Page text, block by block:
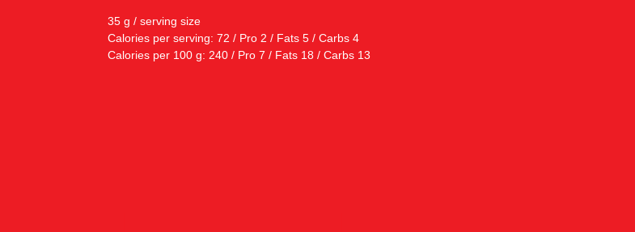
35 g / serving size
Calories per serving: 72 / Pro 2 / Fats 5 / Carbs 4
Calories per 100 g: 240 / Pro 7 / Fats 18 / Carbs 13